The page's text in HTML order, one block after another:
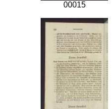
00015